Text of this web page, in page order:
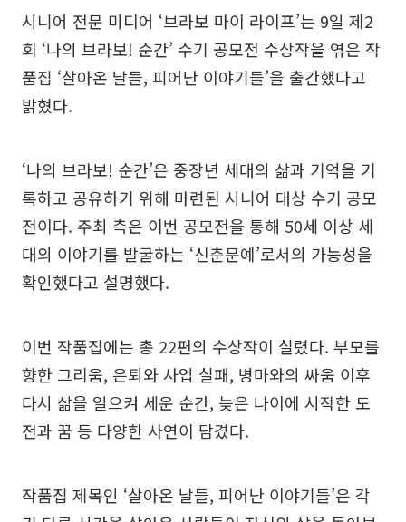
시니어 전문 미디어 ‘브라보 마이 라이프’는 9일 제2
회 ‘나의 브라보! 순간’ 수기 공모전 수상작을 엮은 작
품집 ‘살아온 날들, 피어난 이야기들’을 출간했다고
밝혔다.
‘나의 브라보! 순간’은 중장년 세대의 삶과 기억을 기
록하고 공유하기 위해 마련된 시니어 대상 수기 공모
전이다. 주최 측은 이번 공모전을 통해 50세 이상 세
대의 이야기를 발굴하는 ‘신춘문예’로서의 가능성을
확인했다고 설명했다.
이번 작품집에는 총 22편의 수상작이 실렸다. 부모를
향한 그리움, 은퇴와 사업 실패, 병마와의 싸움 이후
다시 삶을 일으켜 세운 순간, 늦은 나이에 시작한 도
전과 꿈 등 다양한 사연이 담겼다.
작품집 제목인 ‘살아온 날들, 피어난 이야기들’은 각